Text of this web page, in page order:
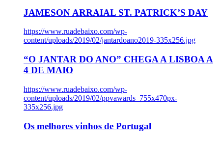
JAMESON ARRAIAL ST. PATRICK’S DAY
https://www.ruadebaixo.com/wp-
content/uploads/2019/02/jantardoano2019-335x256.jpg
“O JANTAR DO ANO” CHEGA A LISBOA A
4 DE MAIO
https://www.ruadebaixo.com/wp-
content/uploads/2019/02/ppvawards_755x470px-
335x256.jpg
Os melhores vinhos de Portugal